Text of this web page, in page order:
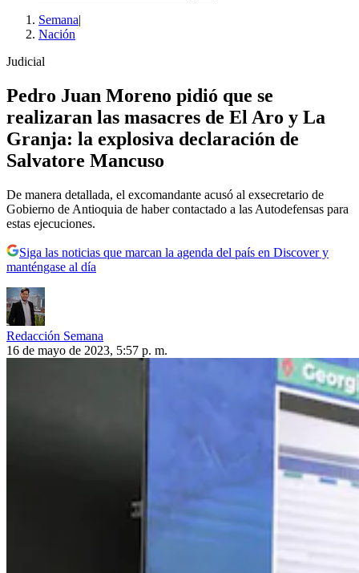
Semana|
Nación
Judicial
Pedro Juan Moreno pidió que se
realizaran las masacres de El Aro y La
Granja: la explosiva declaración de
Salvatore Mancuso
De manera detallada, el excomandante acusó al exsecretario de
Gobierno de Antioquia de haber contactado a las Autodefensas para
estas ejecuciones.
Siga las noticias que marcan la agenda del país en Discover y
manténgase al día
Redacción Semana
16 de mayo de 2023, 5:57 p. m.